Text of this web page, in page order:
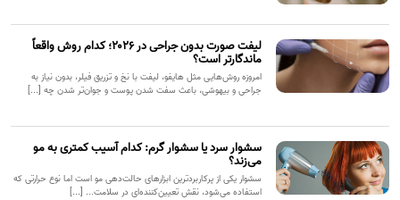
لیفت صورت بدون جراحی در ۲۰۲۶؛ کدام روش واقعاً
ماندگارتر است؟
امروزه روش‌هایی مثل هایفو، لیفت با نخ و تزریق فیلر، بدون نیاز به
جراحی و بیهوشی، باعث سفت شدن پوست و جوان‌تر شدن چه [...]
سشوار سرد یا سشوار گرم: کدام آسیب کمتری به مو
می‌زند؟
سشوار یکی از پرکاربردترین ابزارهای حالت‌دهی مو است اما نوع حرارتی که
استفاده می‌شود، نقش تعیین‌کننده‌ای در سلامت... [...]